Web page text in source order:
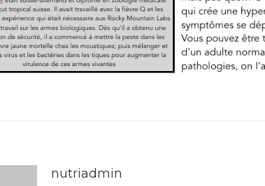
nutriadmin